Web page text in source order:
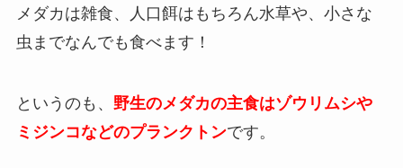
メダカは雑食、人口餌はもちろん水草や、小さな
虫までなんでも食べます！
というのも、 野生のメダカの主食はゾウリムシや
ミジンコなどのプランクトンです。